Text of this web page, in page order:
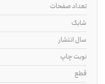
تعداد صفحات
شابک
سال انتشار
نوبت چاپ
قطع